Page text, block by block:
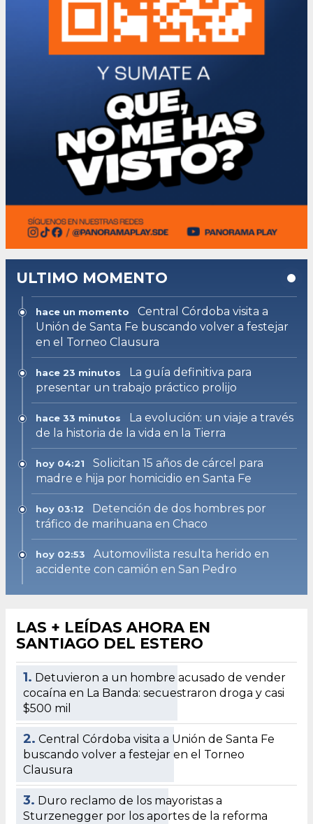
ULTIMO MOMENTO
hace un momento
Central Córdoba visita a
Unión de Santa Fe buscando volver a festejar
en el Torneo Clausura
hace 23 minutos
La guía definitiva para
presentar un trabajo práctico prolijo
hace 33 minutos
La evolución: un viaje a través
de la historia de la vida en la Tierra
hoy 04:21
Solicitan 15 años de cárcel para
madre e hija por homicidio en Santa Fe
hoy 03:12
Detención de dos hombres por
tráfico de marihuana en Chaco
hoy 02:53
Automovilista resulta herido en
accidente con camión en San Pedro
LAS + LEÍDAS AHORA EN
SANTIAGO DEL ESTERO
1. Detuvieron a un hombre acusado de vender
cocaína en La Banda: secuestraron droga y casi
$500 mil
2. Central Córdoba visita a Unión de Santa Fe
buscando volver a festejar en el Torneo
Clausura
3. Duro reclamo de los mayoristas a
Sturzenegger por los aportes de la reforma